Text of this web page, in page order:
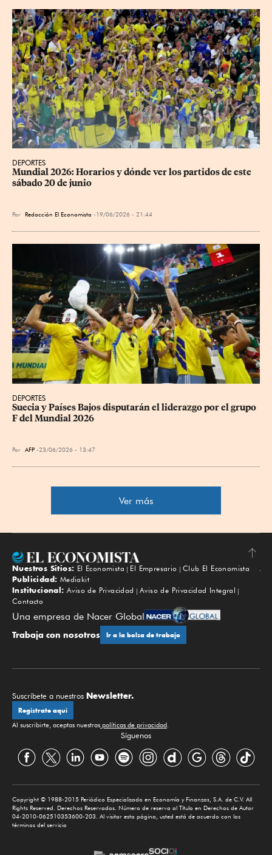
DEPORTES
Mundial 2026: Horarios y dónde ver los partidos de este
sábado 20 de junio
Por Redacción El Economista 19/06/2026 - 21:44
DEPORTES
Suecia y Países Bajos disputarán el liderazgo por el grupo
F del Mundial 2026
Por AFP 23/06/2026 - 13:47
Ver más
Subir
Nuestros Sitios: El Economista El Empresario
Club El Economista
Publicidad: Mediakit
Institucional: Aviso de Privacidad
Aviso de Privacidad Integral
Contacto
Una empresa de Nacer Global
Trabaja con nosotros Ir a la bolsa de trabajo
Suscríbete a nuestros Newsletter.
Regístrate aquí
Al suscribirte, aceptas nuestras políticas de privacidad.
Síguenos
Copyright © 1988-2015 Periódico Especializado en Economía y Finanzas, S.A. de C.V. All
Rights Reserved. Derechos Reservados. Número de reserva al Título en Derechos de Autor
04-2010-062510353600-203. Al visitar esta página, usted está de acuerdo con los
términos del servicio